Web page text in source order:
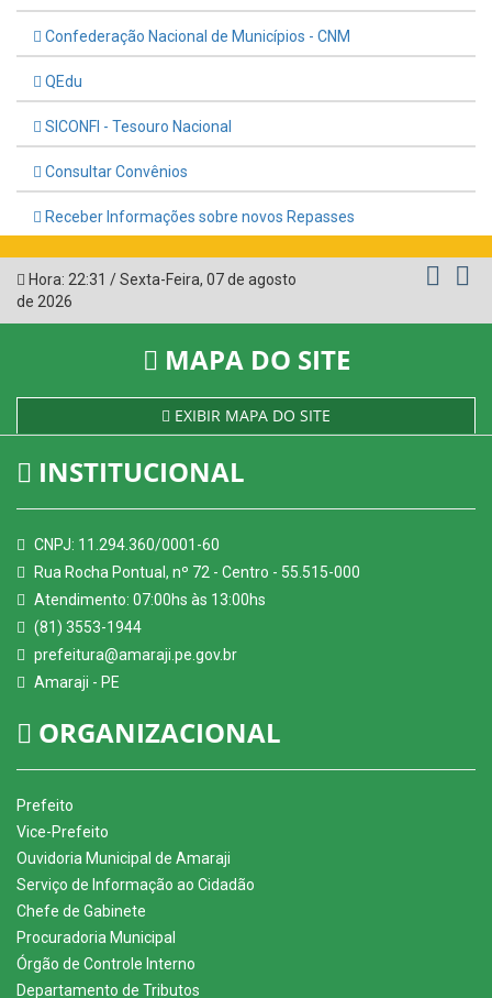
Confederação Nacional de Municípios - CNM
QEdu
SICONFI - Tesouro Nacional
Consultar Convênios
Receber Informações sobre novos Repasses
Hora: 22:31 /Sexta-Feira 07 de agosto
de 2026
MAPA DO SITE
EXIBIR MAPA DO SITE
INSTITUCIONAL
CNPJ: 11.294.360/0001-60
Rua Rocha Pontual, nº 72 - Centro - 55.515-000
Atendimento: 07:00hs às 13:00hs
(81) 3553-1944
prefeitura@amaraji.pe.gov.br
Amaraji - PE
ORGANIZACIONAL
Prefeito
Vice-Prefeito
Ouvidoria Municipal de Amaraji
Serviço de Informação ao Cidadão
Chefe de Gabinete
Procuradoria Municipal
Órgão de Controle Interno
Departamento de Tributos